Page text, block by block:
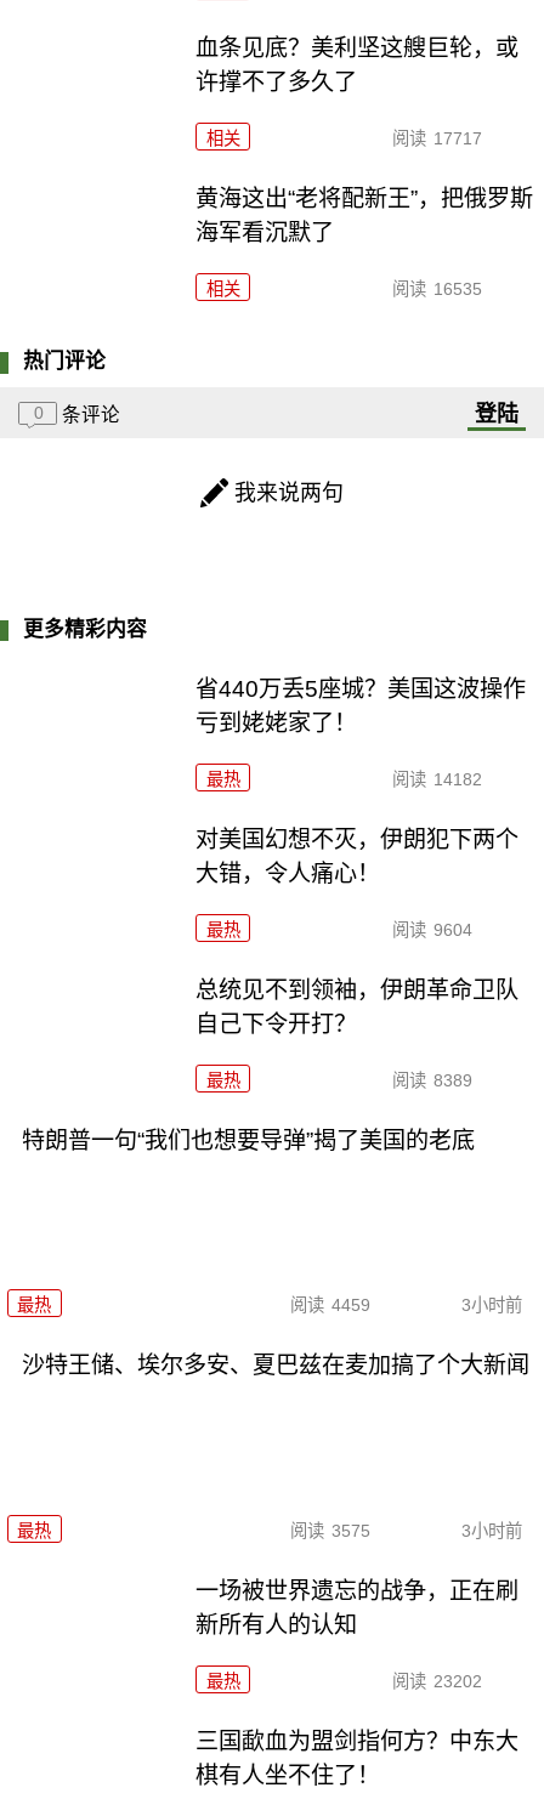
血条见底？美利坚这艘巨轮，或
许撑不了多久了
相关 阅读 17717
黄海这出“老将配新王”，把俄罗斯
海军看沉默了
相关 阅读 16535
热门评论
0 条评论 登陆
我来说两句
更多精彩内容
省440万丢5座城？美国这波操作
亏到姥姥家了！
最热 阅读 14182
对美国幻想不灭，伊朗犯下两个
大错，令人痛心！
最热 阅读 9604
总统见不到领袖，伊朗革命卫队
自己下令开打？
最热 阅读 8389
特朗普一句“我们也想要导弹”揭了美国的老底
最热 阅读 4459 3小时前
沙特王储、埃尔多安、夏巴兹在麦加搞了个大新闻
最热 阅读 3575 3小时前
一场被世界遗忘的战争，正在刷
新所有人的认知
最热 阅读 23202
三国歃血为盟剑指何方？中东大
棋有人坐不住了！